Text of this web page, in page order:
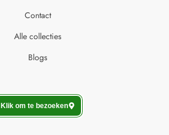
Contact
Alle collecties
Blogs
Klik om te bezoeken